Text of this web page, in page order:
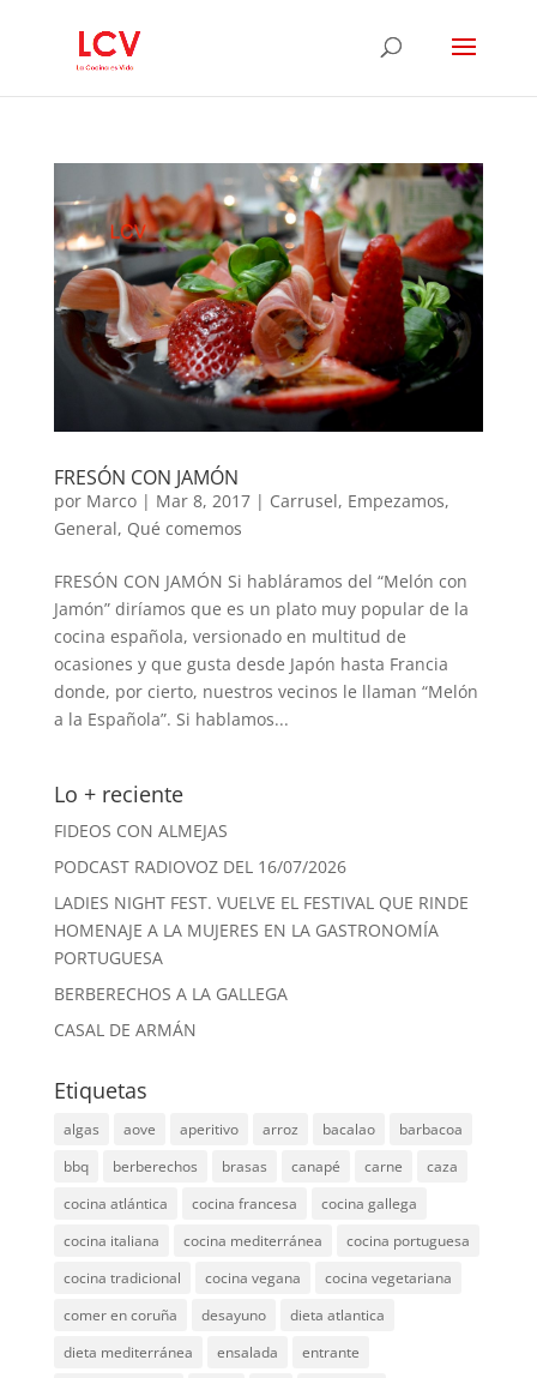
FRESÓN CON JAMÓN
por Marco| Mar 8, 2017| Carrusel, Empezamos,
General, Qué comemos
FRESÓN CON JAMÓN Si habláramos del “Melón con
Jamón” diríamos que es un plato muy popular de la
cocina española, versionado en multitud de
ocasiones y que gusta desde Japón hasta Francia
donde, por cierto, nuestros vecinos le llaman “Melón
a la Española”. Si hablamos...
Lo + reciente
FIDEOS CON ALMEJAS
PODCAST RADIOVOZ DEL 16/07/2026
LADIES NIGHT FEST. VUELVE EL FESTIVAL QUE RINDE
HOMENAJE A LA MUJERES EN LA GASTRONOMÍA
PORTUGUESA
BERBERECHOS A LA GALLEGA
CASAL DE ARMÁN
Etiquetas
algas aove aperitivo arroz bacalao
barbacoa
bbq
berberechos brasas canapé carne
caza
cocina atlántica
cocina francesa
cocina gallega
cocina italiana
cocina mediterránea
cocina portuguesa
cocina tradicional
cocina vegana
cocina vegetariana
comer en coruña
desayuno
dieta atlantica
dieta mediterránea
ensalada
entrante